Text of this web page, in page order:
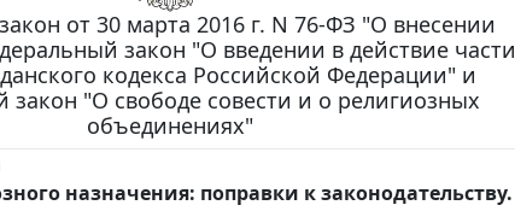
от 30 марта 2016 г. N 76-ФЗ "О внесении
закон "О введении в действие части
кодекса Российской Федерации" и
закон "О свободе совести и о религиозных
объединениях"
назначения: поправки к законодательству.